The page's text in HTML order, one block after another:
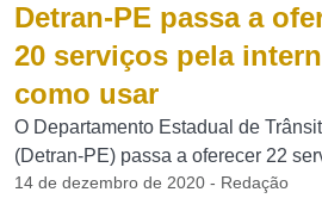
Detran-PE passa a
20 serviços pela
como usar
O Departamento Estadual de
(Detran-PE) passa a oferecer 22
14 de dezembro de 2020 - Redação